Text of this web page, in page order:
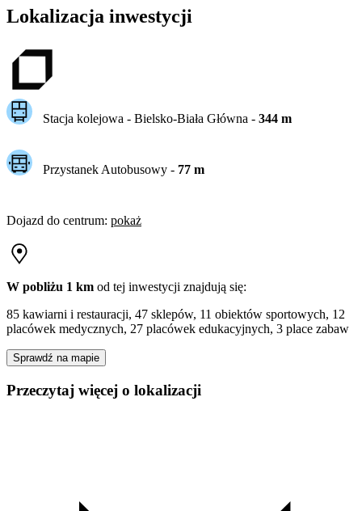
Lokalizacja inwestycji
Stacja kolejowa - Bielsko-Biała Główna - 344m
Przystanek Autobusowy - 77m
Dojazd do centrum: pokaż
W pobliżu 1 km od tej inwestycji znajdują się:
85 kawiarni i restauracji, 47 sklepów, 11 obiektów sportowych, 12
placówek medycznych, 27 placówek edukacyjnych, 3 place zabaw
Sprawdź na mapie
Przeczytaj więcej o lokalizacji